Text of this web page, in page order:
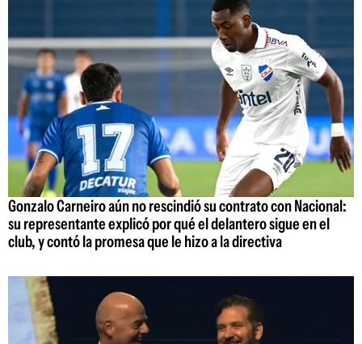
Gonzalo Carneiro aún no rescindió su contrato con Nacional:
su representante explicó por qué el delantero sigue en el
club, y contó la promesa que le hizo a la directiva